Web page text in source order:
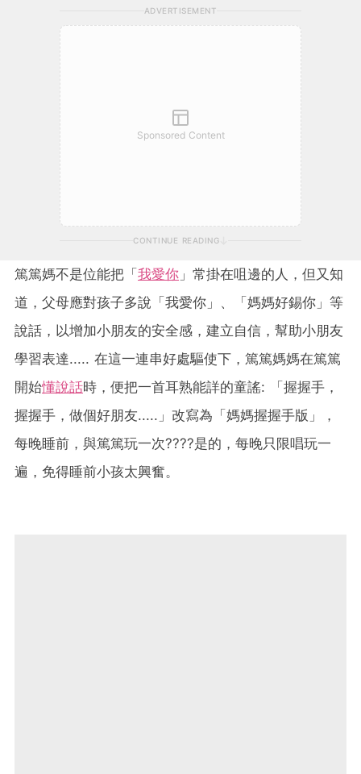
子音樂，鼓勵父母用音樂培育幼兒。(Facebook專頁：https://m.f
acebook.com/篤篤兒歌集散地-2173254569578394)
ADVERTISEMENT
Sponsored Content
CONTINUE READING
篤篤媽不是位能把「我愛你 」常掛在咀邊的人，但又知
道，父母應對孩子多說「我愛你」、「媽媽好錫你」等
說話，以增加小朋友的安全感，建立自信，幫助小朋友
學習表達..... 在這一連串好處驅使下，篤篤媽媽在篤篤
開始懂說話時，便把一首耳熟能詳的童謠: 「握握手，
握握手，做個好朋友.....」改寫為「媽媽握握手版」，
每晚睡前，與篤篤玩一次????是的，每晚只限唱玩一
遍，免得睡前小孩太興奮。